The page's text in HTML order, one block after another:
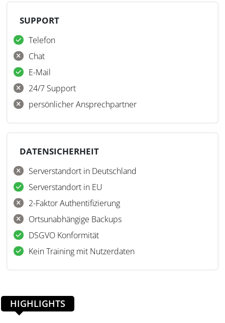
SUPPORT
Telefon
Chat
E-Mail
24/7 Support
persönlicher Ansprechpartner
DATENSICHERHEIT
Serverstandort in Deutschland
Serverstandort in EU
2-Faktor Authentifizierung
Ortsunabhängige Backups
DSGVO Konformität
Kein Training mit Nutzerdaten
HIGHLIGHTS